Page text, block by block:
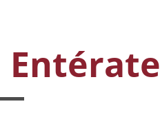
Entérate